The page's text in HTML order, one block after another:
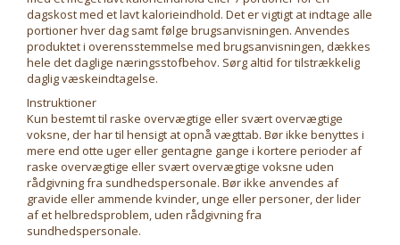
dagskost med et lavt kalorieindhold. Det er vigtigt at indtage alle
portioner hver dag samt følge brugsanvisningen. Anvendes
produktet i overensstemmelse med brugsanvisningen, dækkes
hele det daglige næringsstofbehov. Sørg altid for tilstrækkelig
daglig væskeindtagelse.
Instruktioner
Kun bestemt til raske overvægtige eller svært overvægtige
voksne, der har til hensigt at opnå vægttab. Bør ikke benyttes i
mere end otte uger eller gentagne gange i kortere perioder af
raske overvægtige eller svært overvægtige voksne uden
rådgivning fra sundhedspersonale. Bør ikke anvendes af
gravide eller ammende kvinder, unge eller personer, der lider
af et helbredsproblem, uden rådgivning fra
sundhedspersonale.